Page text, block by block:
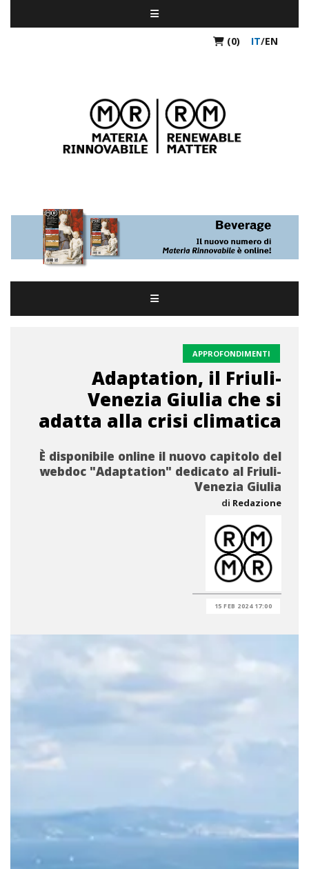
(0) IT/EN
APPROFONDIMENTI
Adaptation, il Friuli-
Venezia Giulia che si
adatta alla crisi climatica
È disponibile online il nuovo capitolo del
webdoc "Adaptation" dedicato al Friuli-
Venezia Giulia
di Redazione
15 FEB 2024 17:00